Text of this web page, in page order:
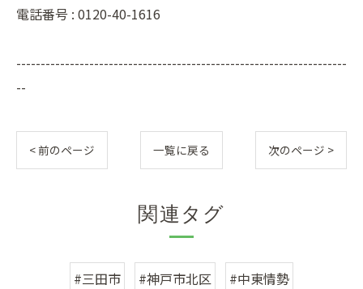
電話番号 : 0120-40-1616
--------------------------------------------------------------------
--
< 前のページ 一覧に戻る 次のページ >
関連タグ
#三田市 #神戸市北区
#中東情勢